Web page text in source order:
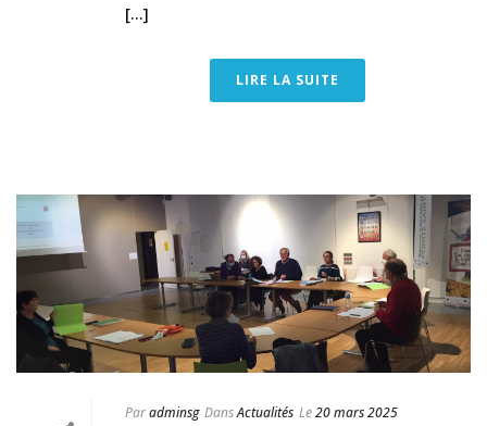
[...]
LIRE LA SUITE
Paradminsg DansActualités Le20 mars 2025